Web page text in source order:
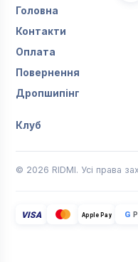
Головна
Контакти
Оплата
Повернення
Дропшипінг
Клуб
© 2026 RIDMI. Усі права
VISA Apple Pay G